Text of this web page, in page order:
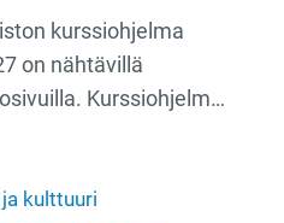
kurssiohjelma
on nähtävillä
Kurssiohjelm…
kulttuuri